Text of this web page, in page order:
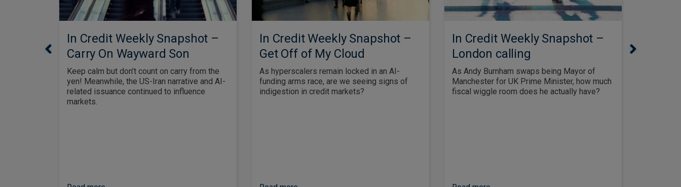
In Credit Weekly Snapshot –
Carry On Wayward Son
Keep calm but don’t count on carry from the
yen! Meanwhile, the US-Iran narrative and AI-
related issuance continued to influence
markets.
In Credit Weekly Snapshot –
Get Off of My Cloud
As hyperscalers remain locked in an AI-
funding arms race, are we seeing signs of
indigestion in credit markets?
In Credit Weekly Snapshot –
London calling
As Andy Burnham swaps being Mayor of
Manchester for UK Prime Minister, how much
fiscal wiggle room does he actually have?